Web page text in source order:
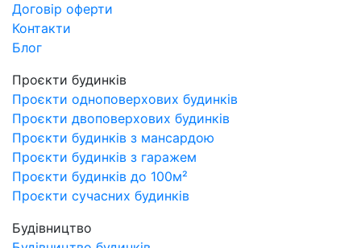
Договір оферти
Контакти
Блог
Проєкти будинків
Проєкти одноповерхових будинків
Проєкти двоповерхових будинків
Проєкти будинків з мансардою
Проєкти будинків з гаражем
Проєкти будинків до 100м²
Проєкти сучасних будинків
Будівництво